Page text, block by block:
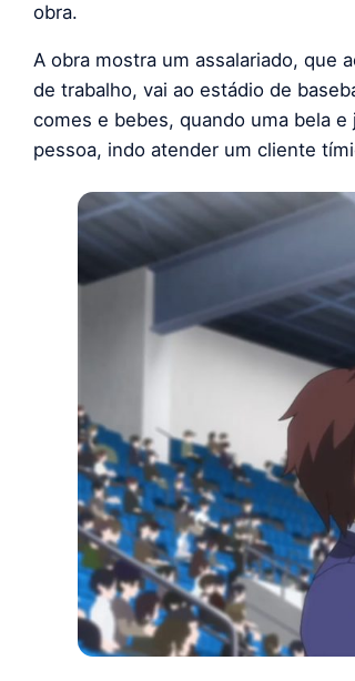
obra.
A obra mostra um assalariado, que
de trabalho, vai ao estádio de
comes e bebes, quando uma bela
pessoa, indo atender um cliente